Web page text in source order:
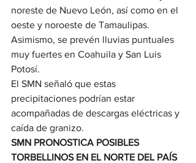
noreste de Nuevo León, así como en el
oeste y noroeste de Tamaulipas.
Asimismo, se prevén lluvias puntuales
muy fuertes en Coahuila y San Luis
Potosí.
El SMN señaló que estas
precipitaciones podrían estar
acompañadas de descargas eléctricas y
caída de granizo.
SMN PRONOSTICA POSIBLES
TORBELLINOS EN EL NORTE DEL PAÍS